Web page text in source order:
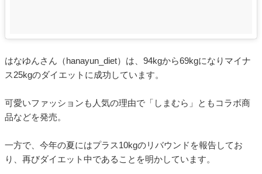
はなゆんさん（hanayun_diet）は、94kgから69kgになりマイナ
ス25kgのダイエットに成功しています。
可愛いファッションも人気の理由で「しまむら」ともコラボ商
品などを発売。
一方で、今年の夏にはプラス10kgのリバウンドを報告してお
り、再びダイエット中であることを明かしています。